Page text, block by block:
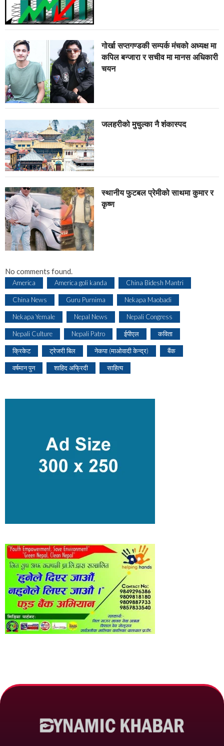
गोर्खा सप्तगण्डकी सम्पर्क मंचको अध्यक्ष मा
कपिल बन्जारा र सचीव मा मानस अधिकारी
चयन
जलहरीको मुचुल्का नै शंंकास्पद
स्थानीय फुटबल प्रेमीको साथमा कुमार र
कृष्ण
No comments found.
America America goli kanda China Bidesh Mantri
China News Guru Purnima Nekapa Maobadi
Nekapa Yemale Nepal News Nepali Congress
Nepali Culture Nepali Patro ईपीएल कविता
क्रिकेट ट्रेजरी बिल नेकपा (माओवादी केन्द्र) बैंक
वर्षमान पुन शाहिद अफ्रिदी साहित्य